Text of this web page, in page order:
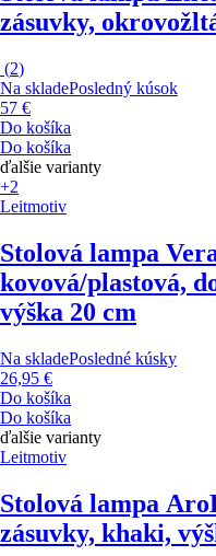
zásuvky,
(2)
Na skladePosledný kúsok
57 €
Do košíka
Do košíka
ďalšie varianty
+2
Leitmotiv
Stolová lampa
kovová/plastová,
výška 20 cm
Na skladePosledné kúsky
26,95 €
Do košíka
Do košíka
ďalšie varianty
Leitmotiv
Stolová lampa Aro
zásuvky, khaki,